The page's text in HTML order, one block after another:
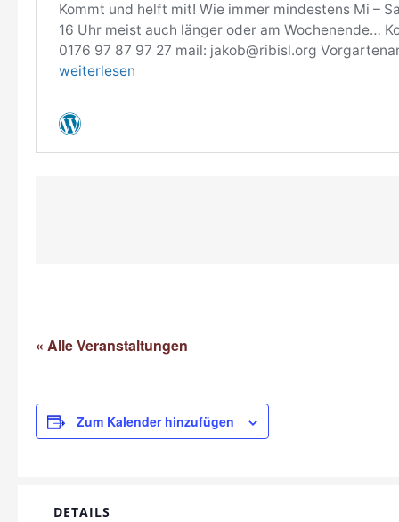
« Alle Veranstaltungen
Zum Kalender hinzufügen
DETAILS